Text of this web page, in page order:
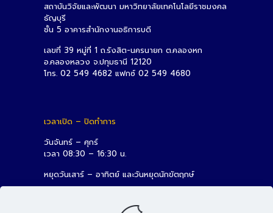
สถาบันวิจัยและพัฒนา มหาวิทยาลัยเทคโนโลยีราชมงคล
ธัญบุรี
ชั้น 5 อาคารสำนักงานอธิการบดี
เลขที่ 39 หมู่ที่ 1 ถ.รังสิต-นครนายก ต.คลองหก
อ.คลองหลวง จ.ปทุมธานี 12120
โทร. 02 549 4682 แฟกซ์ 02 549 4680
เวลาเปิด – ปิดทำการ
วันจันทร์ – ศุกร์
เวลา 08:30 – 16:30 น.
หยุดวันเสาร์ – อาทิตย์ และวันหยุดนักขัตฤกษ์